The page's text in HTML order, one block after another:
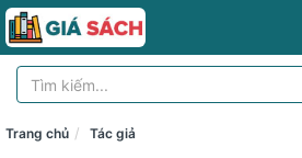
Trang chủ Tác giả